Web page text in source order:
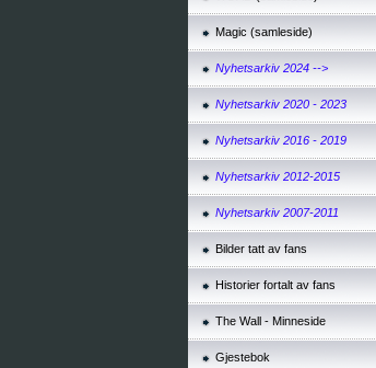
Magic (samleside)
Nyhetsarkiv 2024 -->
Nyhetsarkiv 2020 - 2023
Nyhetsarkiv 2016 - 2019
Nyhetsarkiv 2012-2015
Nyhetsarkiv 2007-2011
Bilder tatt av fans
Historier fortalt av fans
The Wall - Minneside
Gjestebok